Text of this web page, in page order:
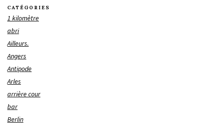
CATÉGORIES
1 kilomètre
abri
Ailleurs.
Angers
Antipode
Arles
arrière cour
bar
Berlin